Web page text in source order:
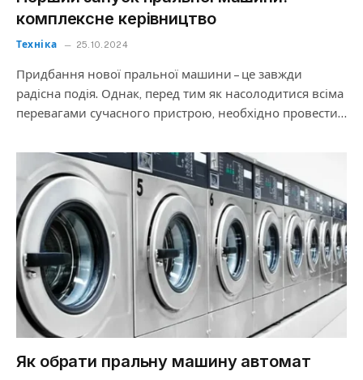
комплексне керівництво
Техніка 25.10.2024
Придбання нової пральної машини – це завжди
радісна подія. Однак, перед тим як насолодитися всіма
перевагами сучасного пристрою, необхідно провести…
Як обрати пральну машину автомат